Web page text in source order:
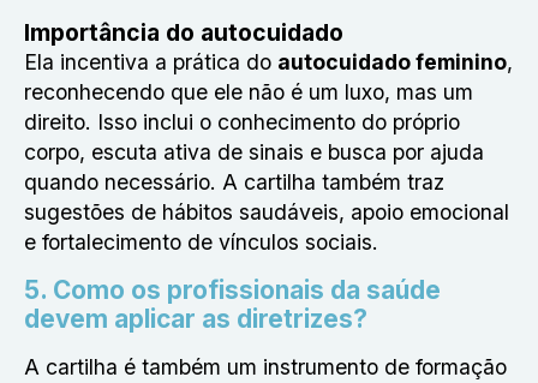
Importância do autocuidado
Ela incentiva a prática do autocuidado feminino,
reconhecendo que ele não é um luxo, mas um
direito. Isso inclui o conhecimento do próprio
corpo, escuta ativa de sinais e busca por ajuda
quando necessário. A cartilha também traz
sugestões de hábitos saudáveis, apoio emocional
e fortalecimento de vínculos sociais.
5. Como os profissionais da saúde
devem aplicar as diretrizes?
A cartilha é também um instrumento de formação